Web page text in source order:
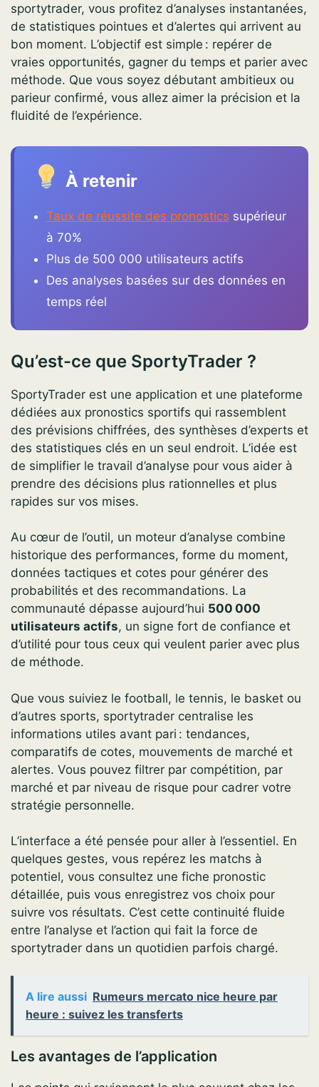
sportytrader, vous profitez d’analyses instantanées,
de statistiques pointues et d’alertes qui arrivent au
bon moment. L’objectif est simple : repérer de
vraies opportunités, gagner du temps et parier avec
méthode. Que vous soyez débutant ambitieux ou
parieur confirmé, vous allez aimer la précision et la
fluidité de l’expérience.
À retenir
Taux de réussite des pronostics supérieur
à 70%
Plus de 500 000 utilisateurs actifs
Des analyses basées sur des données en
temps réel
Qu’est-ce que SportyTrader ?
SportyTrader est une application et une plateforme
dédiées aux pronostics sportifs qui rassemblent
des prévisions chiffrées, des synthèses d’experts et
des statistiques clés en un seul endroit. L’idée est
de simplifier le travail d’analyse pour vous aider à
prendre des décisions plus rationnelles et plus
rapides sur vos mises.
Au cœur de l’outil, un moteur d’analyse combine
historique des performances, forme du moment,
données tactiques et cotes pour générer des
probabilités et des recommandations. La
communauté dépasse aujourd’hui 500 000
utilisateurs actifs, un signe fort de confiance et
d’utilité pour tous ceux qui veulent parier avec plus
de méthode.
Que vous suiviez le football, le tennis, le basket ou
d’autres sports, sportytrader centralise les
informations utiles avant pari : tendances,
comparatifs de cotes, mouvements de marché et
alertes. Vous pouvez filtrer par compétition, par
marché et par niveau de risque pour cadrer votre
stratégie personnelle.
L’interface a été pensée pour aller à l’essentiel. En
quelques gestes, vous repérez les matchs à
potentiel, vous consultez une fiche pronostic
détaillée, puis vous enregistrez vos choix pour
suivre vos résultats. C’est cette continuité fluide
entre l’analyse et l’action qui fait la force de
sportytrader dans un quotidien parfois chargé.
A lire aussi Rumeurs mercato nice heure par
heure : suivez les transferts
Les avantages de l’application